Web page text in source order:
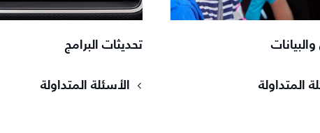
والبيانات
المتداولة
تحديثات البرامج
الأسئلة المتداولة